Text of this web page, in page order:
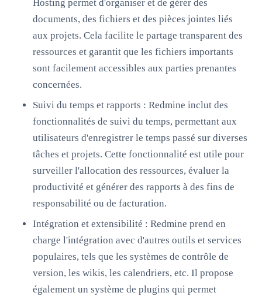
Hosting permet d'organiser et de gérer des
documents, des fichiers et des pièces jointes liés
aux projets. Cela facilite le partage transparent des
ressources et garantit que les fichiers importants
sont facilement accessibles aux parties prenantes
concernées.
Suivi du temps et rapports : Redmine inclut des
fonctionnalités de suivi du temps, permettant aux
utilisateurs d'enregistrer le temps passé sur diverses
tâches et projets. Cette fonctionnalité est utile pour
surveiller l'allocation des ressources, évaluer la
productivité et générer des rapports à des fins de
responsabilité ou de facturation.
Intégration et extensibilité : Redmine prend en
charge l'intégration avec d'autres outils et services
populaires, tels que les systèmes de contrôle de
version, les wikis, les calendriers, etc. Il propose
également un système de plugins qui permet